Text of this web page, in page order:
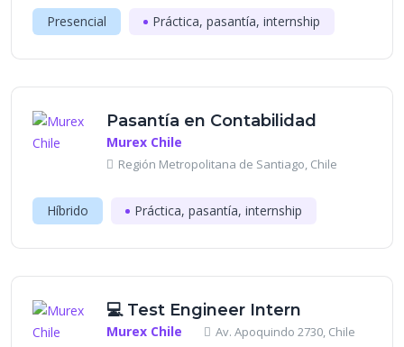
Presencial Práctica, pasantía, internship
Pasantía en Contabilidad
Murex Chile
Región Metropolitana de Santiago, Chile
Híbrido Práctica, pasantía, internship
💻 Test Engineer Intern
Murex Chile Av. Apoquindo 2730, Chile